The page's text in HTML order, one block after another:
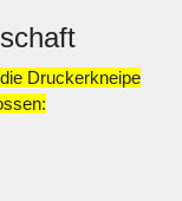
Druckerkneipe